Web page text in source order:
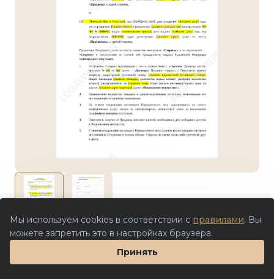
0.0
250 ₽
Мы используем cookies в соответствии с правилами. Вы
можете запретить это в настройках браузера.
Принять